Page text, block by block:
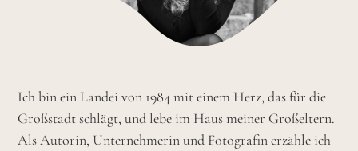
Ich bin ein Landei von 1984 mit einem Herz, das für die
Großstadt schlägt, und lebe im Haus meiner Großeltern.
Als Autorin, Unternehmerin und Fotografin erzähle ich